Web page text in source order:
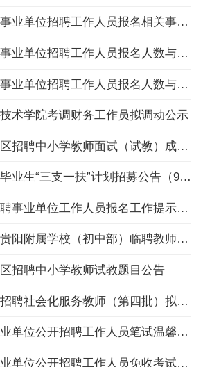
2024黔东南从江县事业单位招聘工作人员报名相关事项温馨提示
2024黔东南从江县事业单位招聘工作人员报名人数与招聘岗位计划人数达不到3：1比例岗位（以
2024黔东南三穗县事业单位招聘工作人员报名人数与招聘岗位计划人数达不到3:1比例的岗位公布
术学院考调财务工作员拟调动公示
2024贵阳市贵安新区招聘中小学教师面试（试教）成绩、总成绩及进入体检人员名单及体检相关
2024年贵州省高校毕业生“三支一扶”计划招募公告（992人|3.6-3.8报名|3.30笔试）
2024毕节金沙县招聘事业单位工作人员报名工作提示的公告
2024北京师范大学贵阳附属学校（初中部）临聘教师招聘公告（4人|2.23-2.29报名）
招聘中小学教师试教题目公告
2023黔东南天柱县招聘社会化服务教师（第四批）拟录用人员名单公示
2024贵州省全省事业单位公开招聘工作人员笔试温馨提示
2024贵州省全省事业单位公开招聘工作人员免收考试费申请提交流程